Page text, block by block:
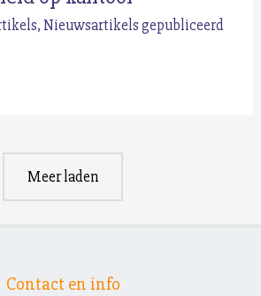
, Nieuwsartikels gepubliceerd
Meer laden
Contact en info